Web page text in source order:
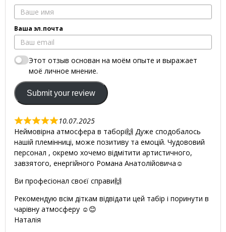
Ваша эл.почта
Этот отзыв основан на моём опыте и выражает
моё личное мнение.
Submit your review
R
a
t
e
d
5
0
o
u
10.07.2025
Неймовірна атмосфера в таборі🙌 Дуже сподобалось
нашій племінниці, може позитиву та емоцій. Чудововий
персонал , окремо хочемо відмітити артистичного,
завзятого, енергійного Романа Анатолійовича☺️
Ви професіонал своєї справи🙌
Рекомендую всім діткам відвідати цей табір і поринути в
чарівну атмосферу ☺️😊
Наталія